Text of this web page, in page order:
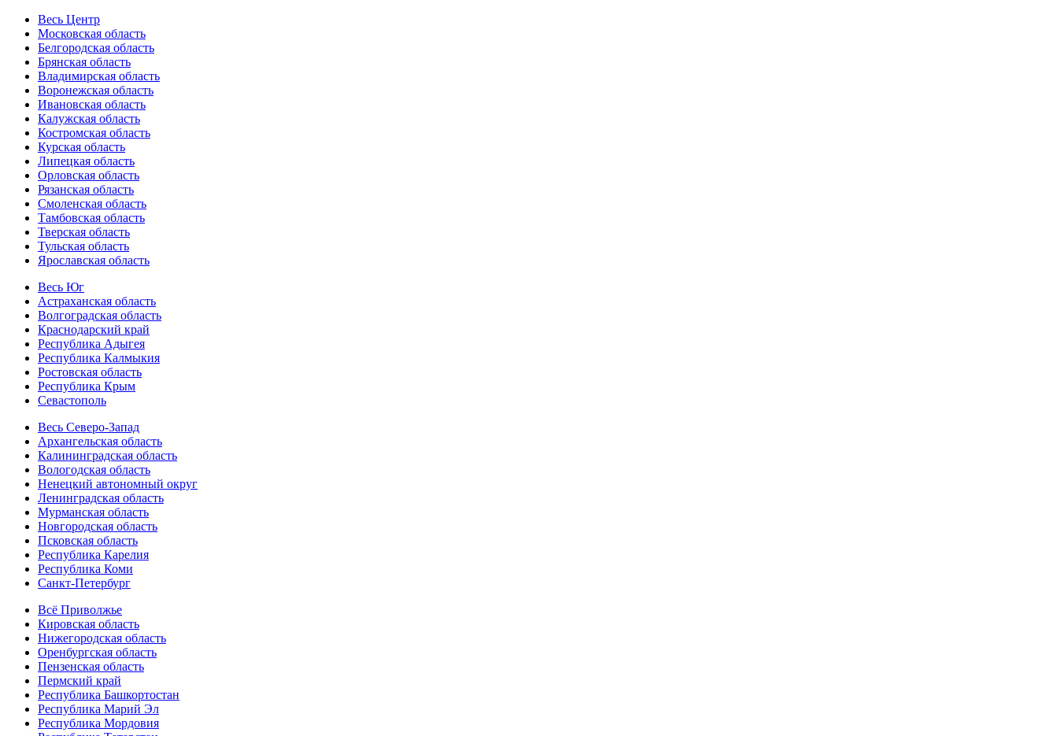
Весь Центр
Московская область
Белгородская область
Брянская область
Владимирская область
Воронежская область
Ивановская область
Калужская область
Костромская область
Курская область
Липецкая область
Орловская область
Рязанская область
Смоленская область
Тамбовская область
Тверская область
Тульская область
Ярославская область
Весь Юг
Астраханская область
Волгоградская область
Краснодарский край
Республика Адыгея
Республика Калмыкия
Ростовская область
Республика Крым
Севастополь
Весь Северо-Запад
Архангельская область
Калининградская область
Вологодская область
Ненецкий автономный округ
Ленинградская область
Мурманская область
Новгородская область
Псковская область
Республика Карелия
Республика Коми
Санкт-Петербург
Всё Приволжье
Кировская область
Нижегородская область
Оренбургская область
Пензенская область
Пермский край
Республика Башкортостан
Республика Марий Эл
Республика Мордовия